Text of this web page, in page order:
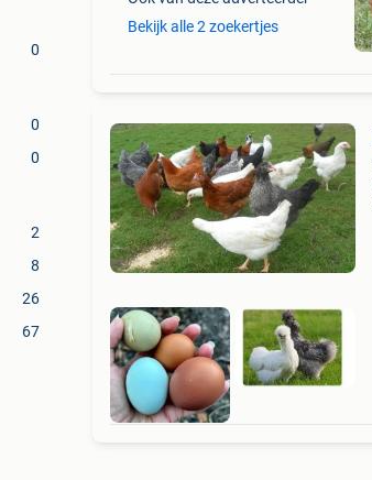
0
0
0
2
8
26
67
Bekijk alle 2 zoekertjes